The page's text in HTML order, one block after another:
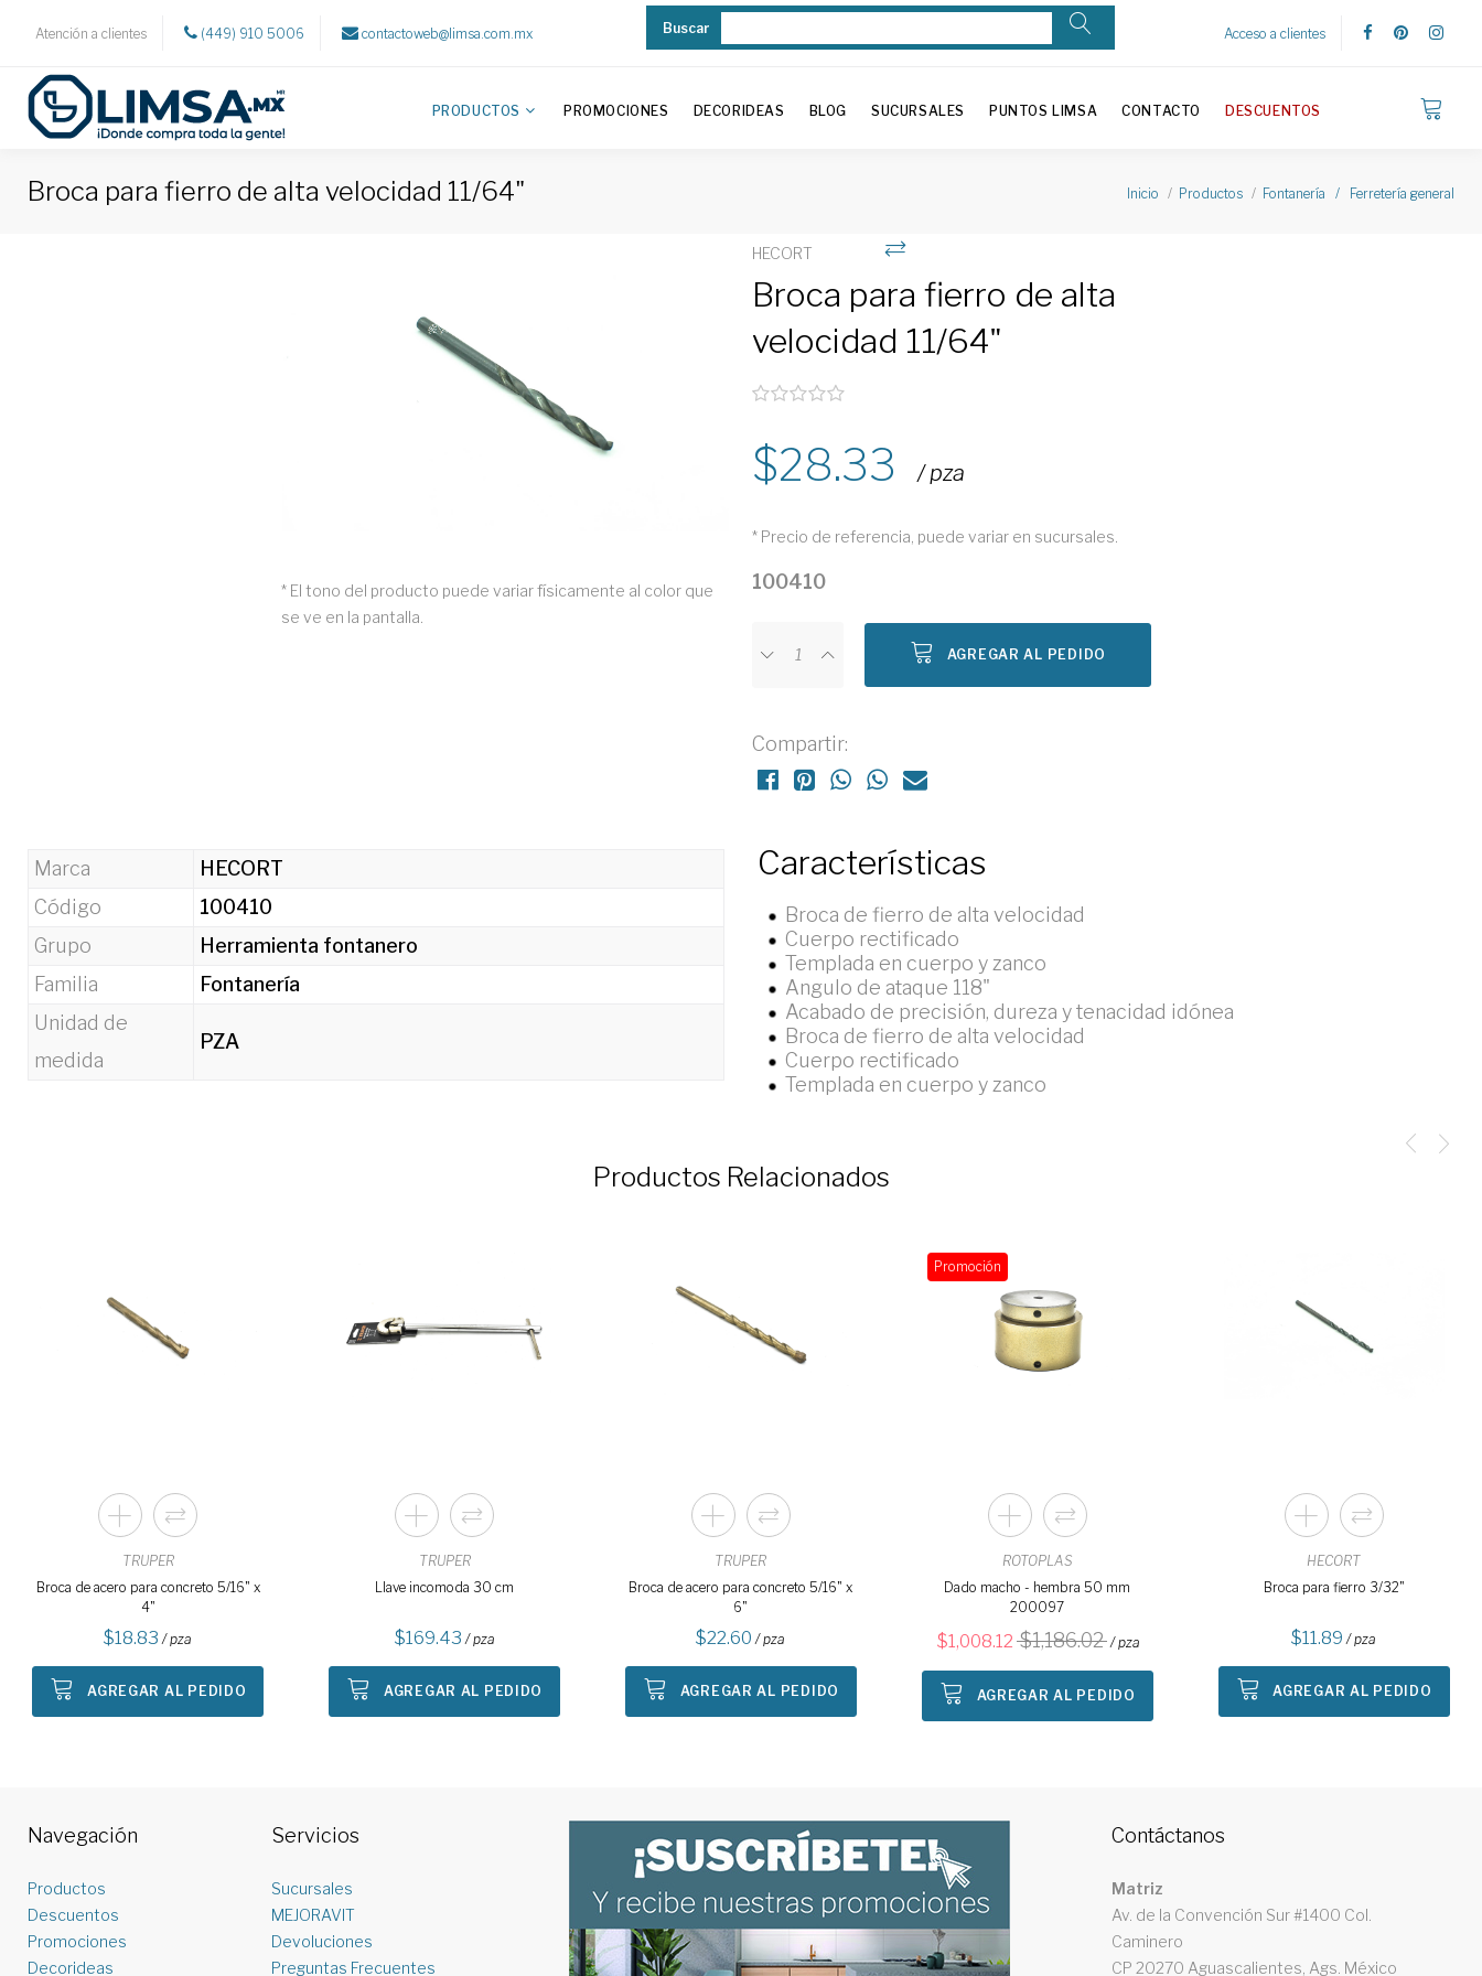
Atención a clientes (449) 910 5006 contactoweb@limsa.com.mx Buscar Acceso a clientes
PRODUCTOS PROMOCIONES DECORIDEAS BLOG SUCURSALES PUNTOS LIMSA CONTACTO DESCUENTOS
Broca para fierro de alta velocidad 11/64" Inicio Productos Fontanería / Ferretería general
* El tono del producto puede variar físicamente al color que
se ve en la pantalla.
HECORT
Broca para fierro de alta
velocidad 11/64"
28.33 / pza
* Precio de referencia, puede variar en sucursales.
100410
AGREGAR AL PEDIDO
Compartir:
Marca
HECORT
Código
100410
Grupo
Herramienta fontanero
Familia
Fontanería
Unidad de
medida
PZA
Características
Broca de fierro de alta velocidad
Cuerpo rectificado
Templada en cuerpo y zanco
Angulo de ataque 118"
Acabado de precisión, dureza y tenacidad idónea
Broca de fierro de alta velocidad
Cuerpo rectificado
Templada en cuerpo y zanco
Productos Relacionados
TRUPER
Broca de acero para concreto 5/16" x
4"
18.83 / pza
AGREGAR AL PEDIDO
TRUPER
Llave incomoda 30 cm
169.43 / pza
AGREGAR AL PEDIDO
TRUPER
Broca de acero para concreto 5/16" x
6"
22.60 / pza
AGREGAR AL PEDIDO
Promoción
ROTOPLAS
Dado macho - hembra 50 mm
200097
1,008.12 1,186.02 / pza
AGREGAR AL PEDIDO
HECORT
Broca para fierro 3/32"
11.89 / pza
AGREGAR AL PEDIDO
Navegación
Productos
Descuentos
Promociones
Decorideas
Servicios
Sucursales
MEJORAVIT
Devoluciones
Preguntas Frecuentes
Contáctanos
Matriz
Av. de la Convención Sur #1400 Col.
Caminero
CP 20270 Aguascalientes, Ags. México